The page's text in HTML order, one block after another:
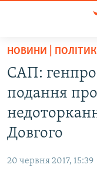
Перейти
основного
матеріалу
до
основної
ПерейтиСУСПІЛЬСТВО
ВІЙНА
ДОНБАС.РЕАЛІЇ
НОВИНИ |
САП:
подання
Довгого
20 червня 2017, 15:39